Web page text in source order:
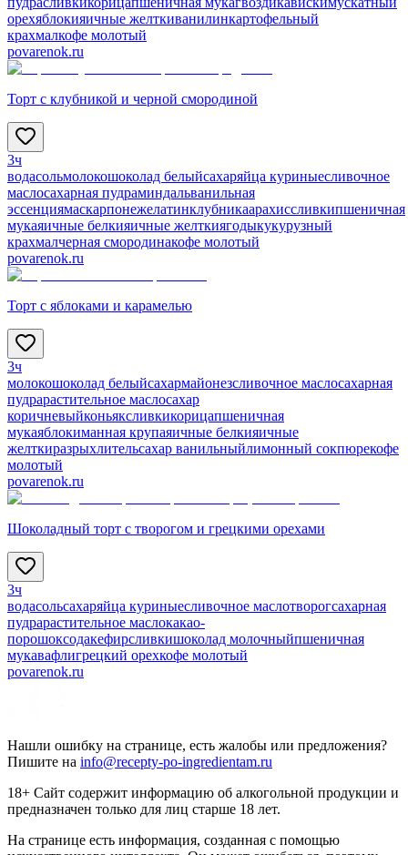
орехяблокияичные желткиванилинкартофельный
крахмалкофе молотый
povarenok.ru
Торт с клубникой и черной смородиной
3ч
водасольмолокошоколад белыйсахаряйца куриныесливочное
маслосахарная пудраминдальванильная
эссенциямаскарпонежелатинклубникаарахиссливкипшеничная
мукаяичные белкияичные желткиягодыкукурузный
крахмалчерная смородинакофе молотый
povarenok.ru
Торт с яблоками и карамелью
3ч
молокошоколад белыйсахармайонезсливочное маслосахарная
пудрарастительное маслосахар
коричневыйконьяксливкикорицапшеничная
мукаяблокиманная крупаяичные белкияичные
желткиразрыхлительсахар ванильныйлимонный сокпюрекофе
молотый
povarenok.ru
Шоколадный торт с творогом и грецкими орехами
3ч
водасольсахаряйца куриныесливочное маслотворогсахарная
пудрарастительное маслокакао-
порошоксодакефирсливкишоколад молочныйпшеничная
мукавафлигрецкий орехкофе молотый
povarenok.ru
Нашли ошибку на странице, есть жалобы или предложения?
Пишите на info@recepty-po-ingredientam.ru
18+ Сайт содержит информацию об алкогольной продукции и
предназначен только для лиц старше 18 лет.
На странице есть информация, созданная с помощью